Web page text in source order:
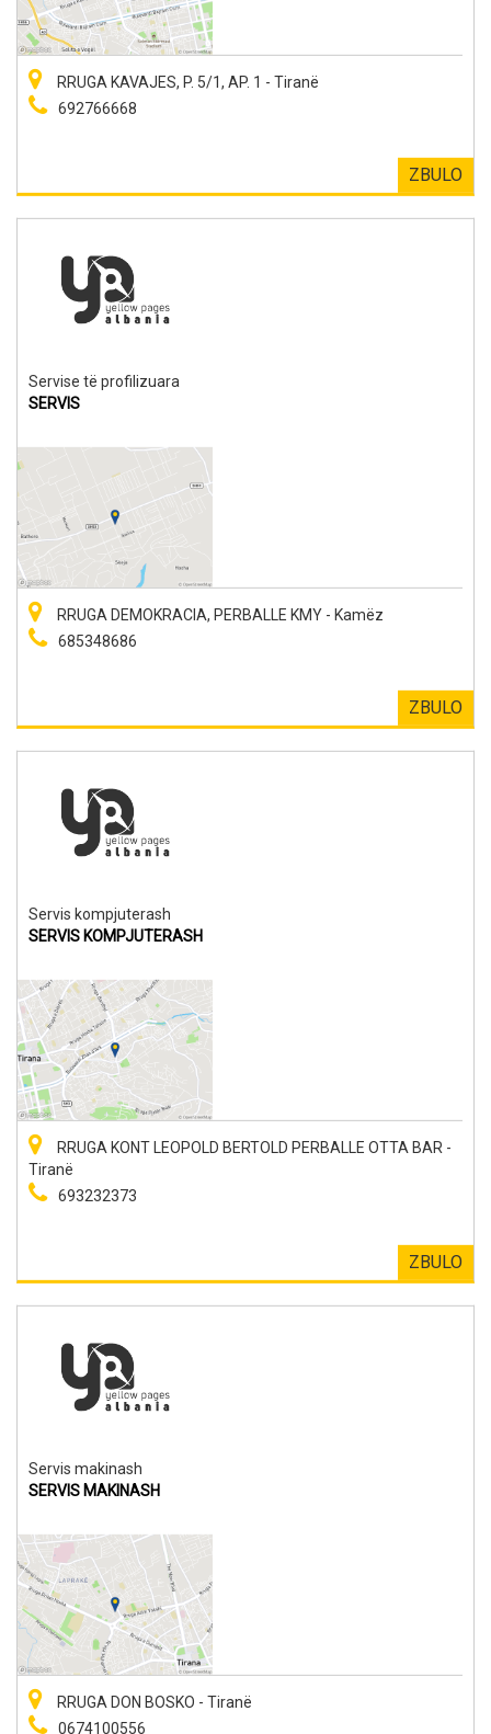
RRUGA KAVAJES, P. 5/1, AP. 1 - Tiranë
692766668
ZBULO
Servise të profilizuara
SERVIS
RRUGA DEMOKRACIA, PERBALLE KMY - Kamëz
685348686
ZBULO
Servis kompjuterash
SERVIS KOMPJUTERASH
RRUGA KONT LEOPOLD BERTOLD PERBALLE OTTA BAR -
Tiranë
693232373
ZBULO
Servis makinash
SERVIS MAKINASH
RRUGA DON BOSKO - Tiranë
0674100556